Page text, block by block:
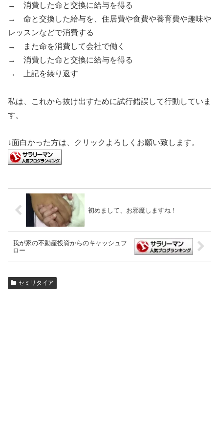
→ 消費した命と交換に給与を得る
→ 命と交換した給与を、住居費や食費や養育費や趣味や
レッスンなどで消費する
→ また命を消費して会社で働く
→ 消費した命と交換に給与を得る
→ 上記を繰り返す
私は、これから抜け出すために試行錯誤して行動していま
す。
↓面白かった方は、クリックよろしくお願い致します。
初めまして、お邪魔しますね！
我が家の不動産投資からのキャッシュフ
ロー
セミリタイア